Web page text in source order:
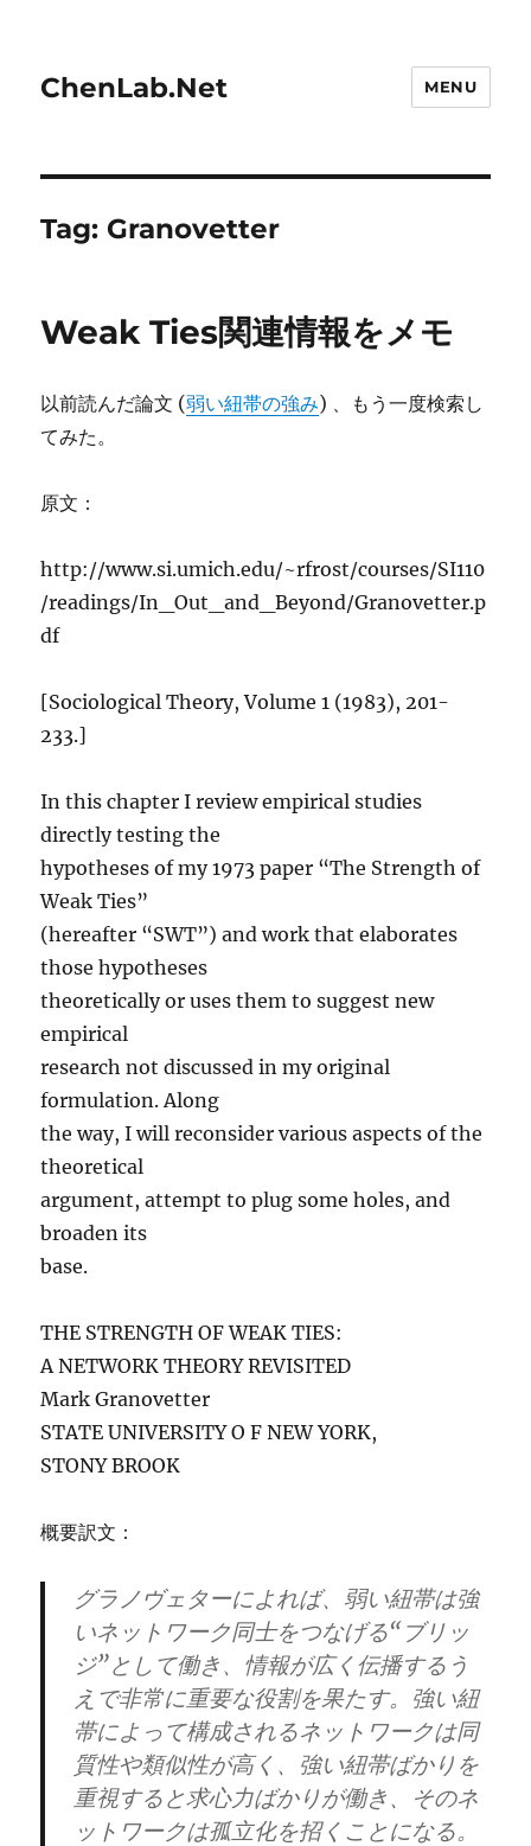
ChenLab.Net MENU
Tag: Granovetter
Weak Ties関連情報をメモ
以前読んだ論文 (弱い紐帯の強み) 、もう一度検索し
てみた。
原文：
http://www.si.umich.edu/~rfrost/courses/SI110
/readings/In_Out_and_Beyond/Granovetter.p
df
[Sociological Theory, Volume 1 (1983), 201-
233.]
In this chapter I review empirical studies
directly testing the
hypotheses of my 1973 paper “The Strength of
Weak Ties”
(hereafter “SWT”) and work that elaborates
those hypotheses
theoretically or uses them to suggest new
empirical
research not discussed in my original
formulation. Along
the way, I will reconsider various aspects of the
theoretical
argument, attempt to plug some holes, and
broaden its
base.
THE STRENGTH OF WEAK TIES:
A NETWORK THEORY REVISITED
Mark Granovetter
STATE UNIVERSITY O F NEW YORK,
STONY BROOK
概要訳文：
グラノヴェターによれば、弱い紐帯は強
いネットワーク同士をつなげる“ブリッ
ジ”として働き、情報が広く伝播するう
えで非常に重要な役割を果たす。強い紐
帯によって構成されるネットワークは同
質性や類似性が高く、強い紐帯ばかりを
重視すると求心力ばかりが働き、そのネ
ットワークは孤立化を招くことになる。